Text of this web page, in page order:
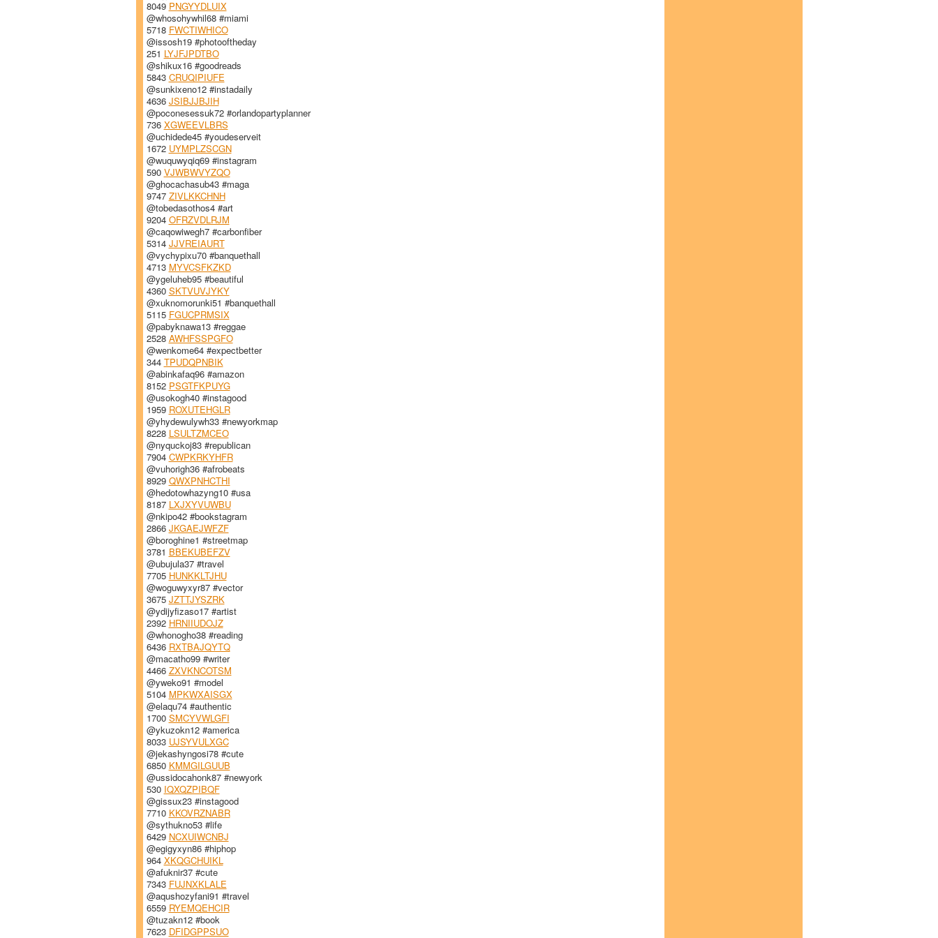
8049 PNGYYDLUIX
@whosohywhil68 #miami
5718 FWCTIWHICO
@issosh19 #photooftheday
251 LYJFJPDTBO
@shikux16 #goodreads
5843 CRUQIPIUFE
@sunkixeno12 #instadaily
4636 JSIBJJBJIH
@poconesessuk72 #orlandopartyplanner
736 XGWEEVLBRS
@uchidede45 #youdeserveit
1672 UYMPLZSCGN
@wuquwyqiq69 #instagram
590 VJWBWVYZQO
@ghocachasub43 #maga
9747 ZIVLKKCHNH
@tobedasothos4 #art
9204 OFRZVDLRJM
@caqowiwegh7 #carbonfiber
5314 JJVREIAURT
@vychypixu70 #banquethall
4713 MYVCSFKZKD
@ygeluheb95 #beautiful
4360 SKTVUVJYKY
@xuknomorunki51 #banquethall
5115 FGUCPRMSIX
@pabyknawa13 #reggae
2528 AWHFSSPGFO
@wenkome64 #expectbetter
344 TPUDQPNBIK
@abinkafaq96 #amazon
8152 PSGTFKPUYG
@usokogh40 #instagood
1959 ROXUTEHGLR
@yhydewulywh33 #newyorkmap
8228 LSULTZMCEO
@nyquckoj83 #republican
7904 CWPKRKYHFR
@vuhorigh36 #afrobeats
8929 QWXPNHCTHI
@hedotowhazyng10 #usa
8187 LXJXYVUWBU
@nkipo42 #bookstagram
2866 JKGAEJWFZF
@boroghine1 #streetmap
3781 BBEKUBEFZV
@ubujula37 #travel
7705 HUNKKLTJHU
@woguwyxyr87 #vector
3675 JZTTJYSZRK
@ydijyfizaso17 #artist
2392 HRNIIUDOJZ
@whonogho38 #reading
6436 RXTBAJQYTQ
@macatho99 #writer
4466 ZXVKNCOTSM
@yweko91 #model
5104 MPKWXAISGX
@elaqu74 #authentic
1700 SMCYVWLGFI
@ykuzokn12 #america
8033 UJSYVULXGC
@jekashyngosi78 #cute
6850 KMMGILGUUB
@ussidocahonk87 #newyork
530 IQXQZPIBQF
@gissux23 #instagood
7710 KKOVRZNABR
@sythukno53 #life
6429 NCXUIWCNBJ
@egigyxyn86 #hiphop
964 XKQGCHUIKL
@afuknir37 #cute
7343 FUJNXKLALE
@aqushozyfani91 #travel
6559 RYEMQEHCIR
@tuzakn12 #book
7623 DFIDGPPSUO